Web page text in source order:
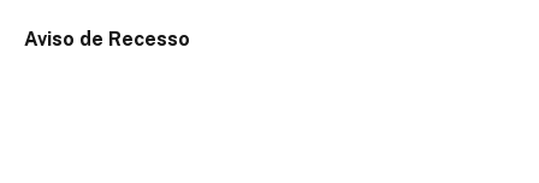
Aviso de Recesso